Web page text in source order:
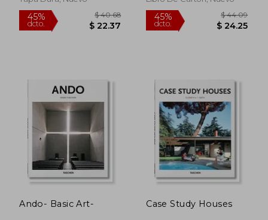
45%
dcto. $ 19.40
45%
dcto. $
Ando- Basic Art- Case Study Houses